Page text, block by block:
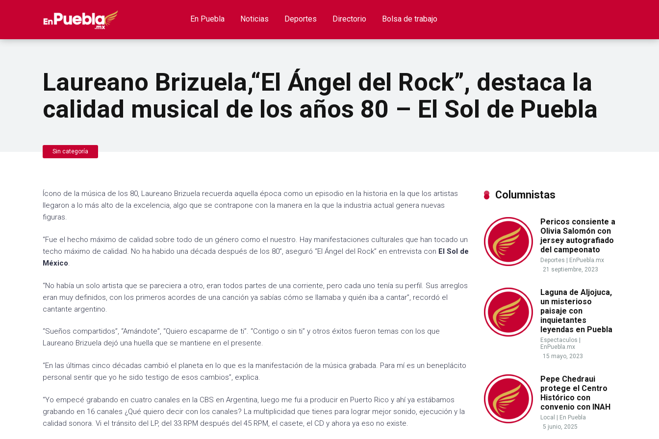
En Puebla Noticias Deportes Directorio Bolsa de trabajo
Laureano Brizuela,“El Ángel del Rock”, destaca la
calidad musical de los años 80 – El Sol de Puebla
Sin categoría
Ícono de la música de los 80, Laureano Brizuela recuerda aquella época como un episodio en la historia en la que los artistas
llegaron a lo más alto de la excelencia, algo que se contrapone con la manera en la que la industria actual genera nuevas
figuras.
“Fue el hecho máximo de calidad sobre todo de un género como el nuestro. Hay manifestaciones culturales que han tocado un
techo máximo de calidad. No ha habido una década después de los 80”, aseguró “El Ángel del Rock” en entrevista con El Sol de
México.
“No había un solo artista que se pareciera a otro, eran todos partes de una corriente, pero cada uno tenía su perfil. Sus arreglos
eran muy definidos, con los primeros acordes de una canción ya sabías cómo se llamaba y quién iba a cantar”, recordó el
cantante argentino.
“Sueños compartidos”, “Amándote”, “Quiero escaparme de ti”. “Contigo o sin ti” y otros éxitos fueron temas con los que
Laureano Brizuela dejó una huella que se mantiene en el presente.
“En las últimas cinco décadas cambió el planeta en lo que es la manifestación de la música grabada. Para mí es un beneplácito
personal sentir que yo he sido testigo de esos cambios”, explica.
“Yo empecé grabando en cuatro canales en la CBS en Argentina, luego me fui a producir en Puerto Rico y ahí ya estábamos
grabando en 16 canales ¿Qué quiero decir con los canales? La multiplicidad que tienes para lograr mejor sonido, ejecución y la
calidad sonora. Vi el tránsito del LP, del 33 RPM después del 45 RPM, el casete, el CD y ahora ya eso no existe.
Columnistas
Pericos consiente a
Olivia Salomón con
jersey autografiado
del campeonato
Deportes
EnPuebla.mx
21 septiembre, 2023
Laguna de Aljojuca,
un misterioso
paisaje con
inquietantes
leyendas en Puebla
Espectaculos
EnPuebla.mx
15 mayo, 2023
Pepe Chedraui
protege el Centro
Histórico con
convenio con INAH
Local
En Puebla
5 junio, 2025